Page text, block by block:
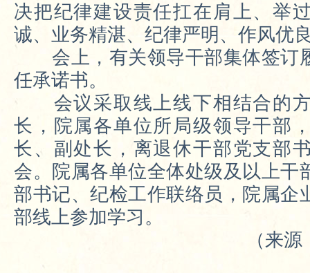
决把纪律建设责任扛在肩上、举
诚、业务精湛、纪律严明、作风优
会上，有关领导干部集体签订
任承诺书。
会议采取线上线下相结合的方
长，院属各单位所局级领导干部
长、副处长，离退休干部党支部
会。院属各单位全体处级及以上干
部书记、纪检工作联络员，院属企
部线上参加学习。
（来源：